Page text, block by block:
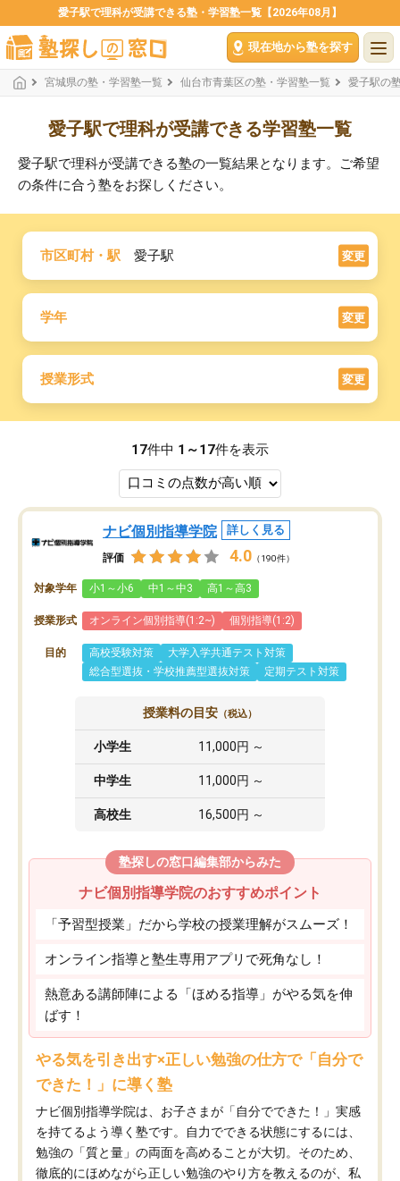
愛子駅で理科が受講できる塾・学習塾一覧【2026年08月】
現在地から塾を探す
宮城県の塾・学習塾一覧 仙台市青葉区の塾・学習塾一覧 愛子駅の
愛子駅で理科が受講できる学習塾一覧
愛子駅で理科が受講できる塾の一覧結果となります。ご希望
の条件に合う塾をお探しください。
市区町村・駅 愛子駅 変更
学年 変更
授業形式 変更
17件中 1～17件を表示
ナビ個別指導学院 詳しく見る
評価 4.0 （190件）
対象学年 小1～小6 中1～中3 高1～高3
授業形式 オンライン個別指導(1:2~) 個別指導(1:2)
目的 高校受験対策
大学入学共通テスト対策
総合型選抜・学校推薦型選抜対策
定期テスト対策
授業料の目安 （税込）
小学生 11,000円 ～
中学生 11,000円 ～
高校生 16,500円 ～
塾探しの窓口編集部からみた
ナビ個別指導学院のおすすめポイント
「予習型授業」だから学校の授業理解がスムーズ！
オンライン指導と塾生専用アプリで死角なし！
熱意ある講師陣による「ほめる指導」がやる気を伸
ばす！
やる気を引き出す×正しい勉強の仕方で「自分で
できた！」に導く塾
ナビ個別指導学院は、お子さまが「自分でできた！」実感
を持てるよう導く塾です。自力でできる状態にするには、
勉強の「質と量」の両面を高めることが大切。そのため、
徹底的にほめながら正しい勉強のやり方を教えるのが、私